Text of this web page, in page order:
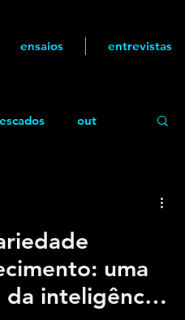
ensaios entrevistas
out
uma
inteligência